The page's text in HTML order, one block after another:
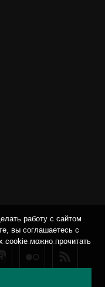
работу с сайтом
вы соглашаетесь с
можно прочитать